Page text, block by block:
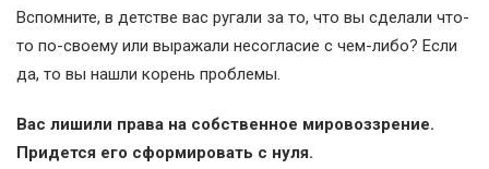
Вспомните, в детстве вас ругали за то, что вы сделали что-
то по-своему или выражали несогласие с чем-либо? Если
да, то вы нашли корень проблемы.
Вас лишили права на собственное мировоззрение.
Придется его сформировать с нуля.